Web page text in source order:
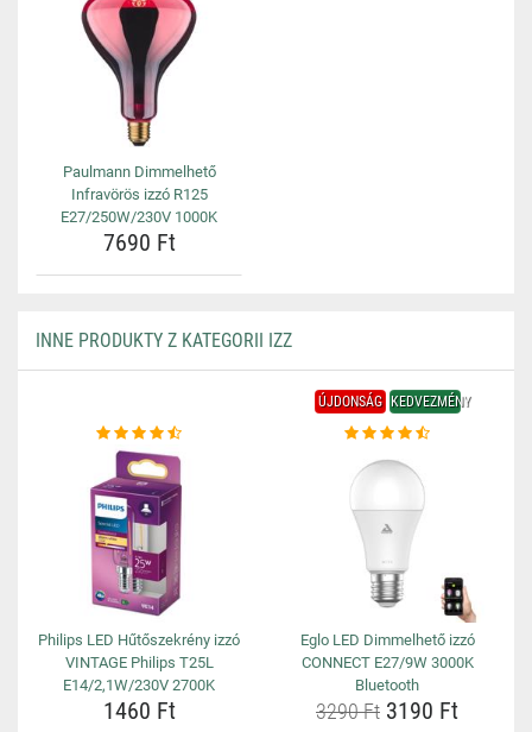
Paulmann Dimmelhető
Infravörös izzó R125
E27/250W/230V 1000K
7690 Ft
INNE PRODUKTY Z KATEGORII IZZ
Philips LED Hűtőszekrény izzó
VINTAGE Philips T25L
E14/2,1W/230V 2700K
1460 Ft
ÚJDONSÁG KEDVEZMÉNY
Eglo LED Dimmelhető izzó
CONNECT E27/9W 3000K
Bluetooth
3290 Ft 3190 Ft